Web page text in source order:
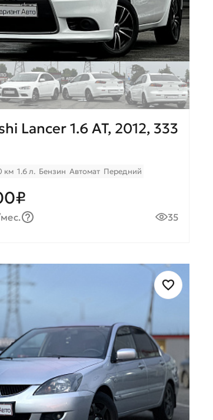
Lancer 1.6 AT, 2012, 333
км 1.6 л. Бензин Автомат Передний
35